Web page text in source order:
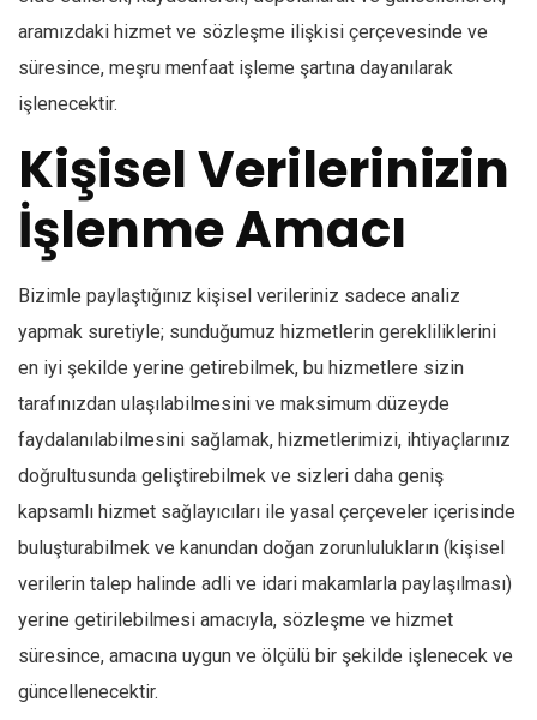
aramızdaki hizmet ve sözleşme ilişkisi çerçevesinde ve
süresince, meşru menfaat işleme şartına dayanılarak
işlenecektir.
Kişisel Verilerinizin
İşlenme Amacı
Bizimle paylaştığınız kişisel verileriniz sadece analiz
yapmak suretiyle; sunduğumuz hizmetlerin gerekliliklerini
en iyi şekilde yerine getirebilmek, bu hizmetlere sizin
tarafınızdan ulaşılabilmesini ve maksimum düzeyde
faydalanılabilmesini sağlamak, hizmetlerimizi, ihtiyaçlarınız
doğrultusunda geliştirebilmek ve sizleri daha geniş
kapsamlı hizmet sağlayıcıları ile yasal çerçeveler içerisinde
buluşturabilmek ve kanundan doğan zorunlulukların (kişisel
verilerin talep halinde adli ve idari makamlarla paylaşılması)
yerine getirilebilmesi amacıyla, sözleşme ve hizmet
süresince, amacına uygun ve ölçülü bir şekilde işlenecek ve
güncellenecektir.